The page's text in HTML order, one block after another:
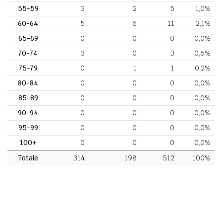
55-59
3 2 5
1,0%
60-64
5 6 11
2,1%
65-69
0 0 0
0,0%
70-74
3 0 3
0,6%
75-79
0 1 1
0,2%
80-84
0 0 0
0,0%
85-89
0 0 0
0,0%
90-94
0 0 0
0,0%
95-99
0 0 0
0,0%
100+
0 0 0
0,0%
Totale
314 198 512 100%